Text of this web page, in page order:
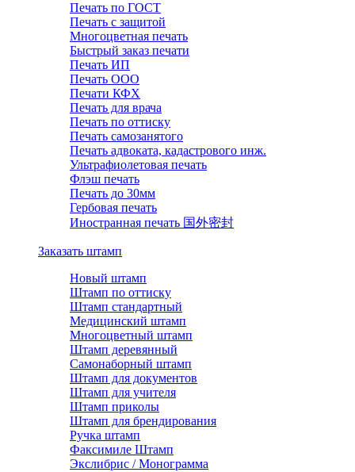
Печать по ГОСТ
Печать с защитой
Многоцветная печать
Быстрый заказ печати
Печать ИП
Печать ООО
Печати КФХ
Печать для врача
Печать по оттиску
Печать самозанятого
Печать адвоката, кадастрового инж.
Ультрафиолетовая печать
Флэш печать
Печать до 30мм
Гербовая печать
Иностранная печать 国外密封
Заказать штамп
Новый штамп
Штамп по оттиску
Штамп стандартный
Медицинский штамп
Многоцветный штамп
Штамп деревянный
Самонаборный штамп
Штамп для документов
Штамп для учителя
Штамп приколы
Штамп для брендирования
Ручка штамп
Факсимиле Штамп
Экслибрис / Монограмма